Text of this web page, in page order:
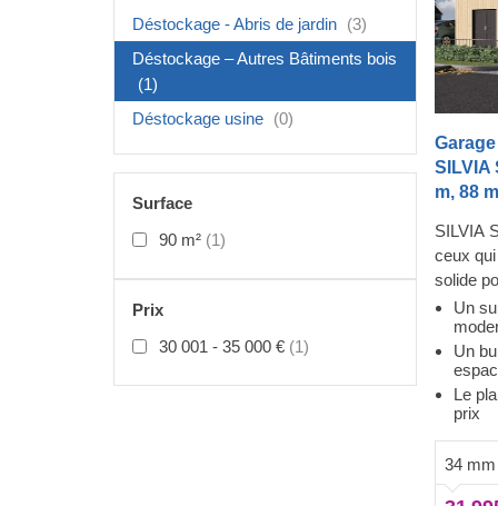
Déstockage - Abris de jardin (3)
Déstockage – Autres Bâtiments bois
(1)
Déstockage usine (0)
Surface
90 m² (1)
Prix
30 001 - 35 000 € (1)
SILVIA
m, 88
SILVIA
ceux
solide
l'espace
deux
une
studio
vous
pour
votre
peu
Un
Un
Le
prix
34